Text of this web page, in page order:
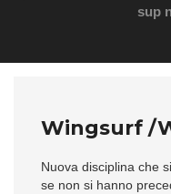
sup
Wingsurf /
Nuova disciplina che
se non si hanno